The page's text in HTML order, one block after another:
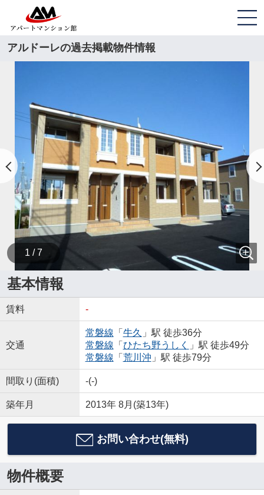
アルドーレの過去掲載物件情報
1 / 7
基本情報
賃料 -
交通
常磐線 「 牛久 」駅 徒歩36分
常磐線 「 ひたち野うしく
」駅 徒歩49分
常磐線 「 荒川沖 」駅 徒歩79分
間取り(面積) -(-)
築年月 2013年 8月(築13年)
お問い合わせ(無料)
物件概要